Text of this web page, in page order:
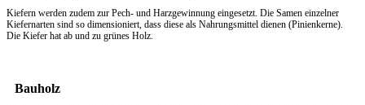
Kiefern werden zudem zur Pech- und Harzgewinnung eingesetzt. Die Samen einzelner
Kiefernarten sind so dimensioniert, dass diese als Nahrungsmittel dienen (Pinienkerne).
Die Kiefer hat ab und zu grünes Holz.
Bauholz